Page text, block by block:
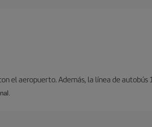
el aeropuerto. Además, la línea de